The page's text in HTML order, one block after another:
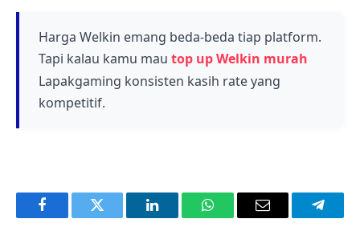
platform yang tersedia.
Harga Welkin emang beda-beda tiap platform.
Tapi kalau kamu mau top up Welkin murah
Lapakgaming konsisten kasih rate yang
kompetitif.
FacebookTwitter LinkedInWhatsAppEmail